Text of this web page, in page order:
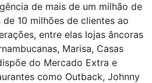
de mais de um milhão de
10 milhões de clientes ao
entre elas lojas âncoras
Marisa, Casas
do Mercado Extra e
como Outback, Johnny